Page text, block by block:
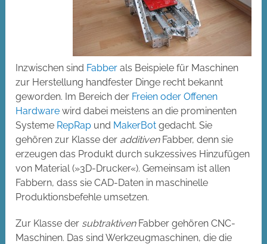
Inzwischen sind Fabber als Beispiele für Maschinen
zur Herstellung handfester Dinge recht bekannt
geworden. Im Bereich der Freien oder Offenen
Hardware wird dabei meistens an die prominenten
Systeme RepRap und MakerBot gedacht. Sie
gehören zur Klasse der additivenFabber, denn sie
erzeugen das Produkt durch sukzessives Hinzufügen
von Material (»3D-Drucker«). Gemeinsam ist allen
Fabbern, dass sie CAD-Daten in maschinelle
Produktionsbefehle umsetzen.
Zur Klasse der subtraktivenFabber gehören CNC-
Maschinen. Das sind Werkzeugmaschinen, die die